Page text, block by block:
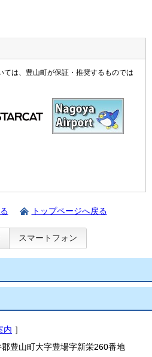
ては、豊山町が保証・推奨するものでは
トップページへ戻る
スマートフォン
内 ］
豊山町大字豊場字新栄260番地